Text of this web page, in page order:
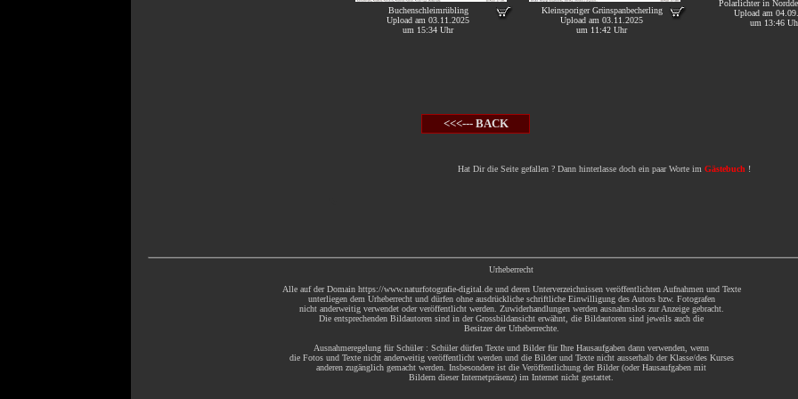
Buchenschleimrübling
Upload am 03.11.2025
um 15:34 Uhr
Kleinsporiger Grünspanbecherling
Upload am 03.11.2025
um 11:42 Uhr
Polarlichter in
Upload am
um 13:46
<<<--- BACK
Hat Dir die Seite gefallen ? Dann hinterlasse doch ein paar Worte im Gästebuch !
Urheberrecht
Alle auf der Domain https://www.naturfotografie-digital.de und deren Unterverzeichnissen veröffentlichten Aufnahmen und Texte
unterliegen dem Urheberrecht und dürfen ohne ausdrückliche schriftliche Einwilligung des Autors bzw. Fotografen
nicht anderweitig verwendet oder veröffentlicht werden. Zuwiderhandlungen werden ausnahmslos zur Anzeige gebracht.
Die entsprechenden Bildautoren sind in der Grossbildansicht erwähnt, die Bildautoren sind jeweils auch die
Besitzer der Urheberrechte.
Ausnahmeregelung für Schüler : Schüler dürfen Texte und Bilder für Ihre Hausaufgaben dann verwenden, wenn
die Fotos und Texte nicht anderweitig veröffentlicht werden und die Bilder und Texte nicht ausserhalb der Klasse/des Kurses
anderen zugänglich gemacht werden. Insbesondere ist die Veröffentlichung der Bilder (oder Hausaufgaben mit
Bildern dieser Internetpräsenz) im Internet nicht gestattet.